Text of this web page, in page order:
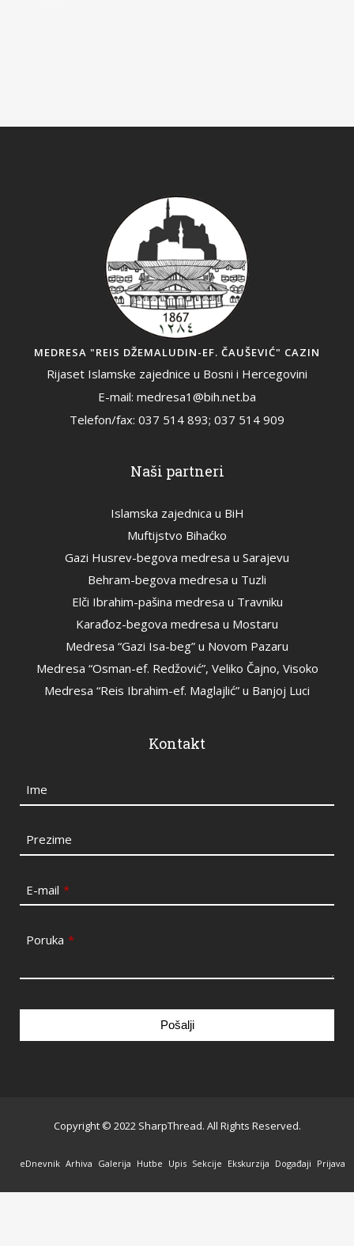
MEDRESA "REIS DŽEMALUDIN-EF. ČAUŠEVIĆ" CAZIN
Rijaset Islamske zajednice u Bosni i Hercegovini
E-mail: medresa1@bih.net.ba
Telefon/fax: 037 514 893; 037 514 909
Naši partneri
Islamska zajednica u BiH
Muftijstvo Bihaćko
Gazi Husrev-begova medresa u Sarajevu
Behram-begova medresa u Tuzli
Elči Ibrahim-pašina medresa u Travniku
Karađoz-begova medresa u Mostaru
Medresa “Gazi Isa-beg” u Novom Pazaru
Medresa “Osman-ef. Redžović”, Veliko Čajno, Visoko
Medresa “Reis Ibrahim-ef. Maglajlić” u Banjoj Luci
Kontakt
Ime
Prezime
E-mail *
Poruka *
Pošalji
blank
Copyright © 2022 SharpThread. All Rights Reserved.
eDnevnik Arhiva Galerija Hutbe Upis Sekcije Ekskurzija Događaji Prijava